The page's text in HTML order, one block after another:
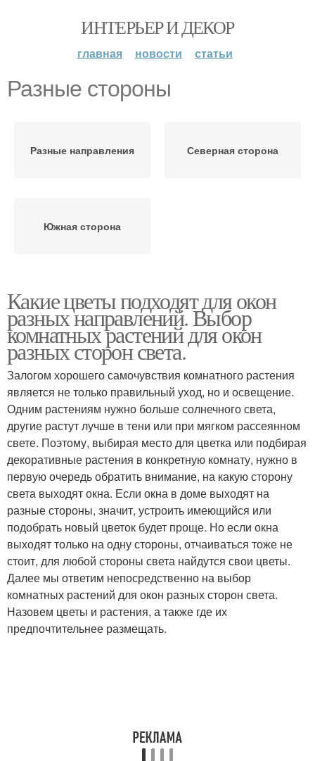
ИНТЕРЬЕР И ДЕКОР
главная новости статьи
Разные стороны
Разные направления Северная сторона
Южная сторона
Какие цветы подходят для окон
разных направлений. Выбор
комнатных растений для окон
разных сторон света.
Залогом хорошего самочувствия комнатного растения
является не только правильный уход, но и освещение.
Одним растениям нужно больше солнечного света,
другие растут лучше в тени или при мягком рассеянном
свете. Поэтому, выбирая место для цветка или подбирая
декоративные растения в конкретную комнату, нужно в
первую очередь обратить внимание, на какую сторону
света выходят окна. Если окна в доме выходят на
разные стороны, значит, устроить имеющийся или
подобрать новый цветок будет проще. Но если окна
выходят только на одну стороны, отчаиваться тоже не
стоит, для любой стороны света найдутся свои цветы.
Далее мы ответим непосредственно на выбор
комнатных растений для окон разных сторон света.
Назовем цветы и растения, а также где их
предпочтительнее размещать.